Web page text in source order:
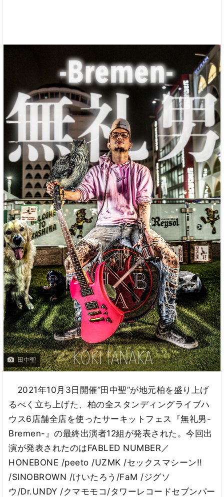
田中聖
2021年10月3日開催”田中聖”が地元柏を盛り上げ
るべく立ち上げた、柏の全スタンディングライブハ
ウス6店舗全店を使ったサーキットフェス『無礼男-
Bremen-』の最終出演者12組が発表された。今回出
演が発表されたのはFABLED NUMBER／
HONEBONE /peeto /UZMK /セックスマシーン!!
/SINOBROWN /けいたろう/FaM /ジグソ
ウ/Dr.UNDY /クマモモコ/タワーレコードセブンパー